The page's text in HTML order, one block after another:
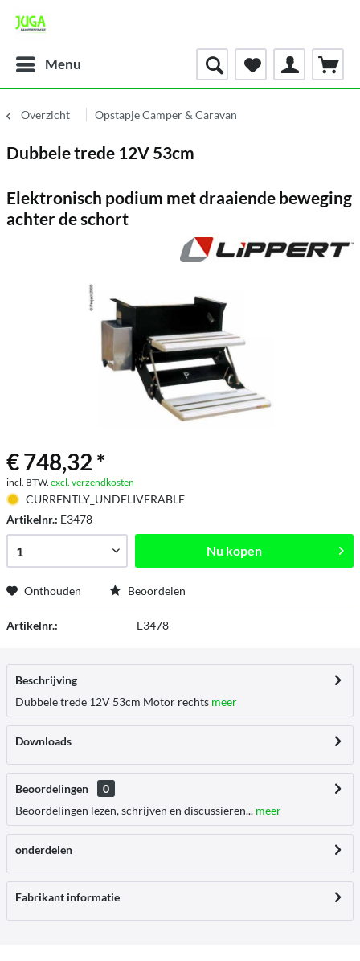
Menu
Overzicht Opstapje Camper & Caravan
Dubbele trede 12V 53cm
Elektronisch podium met draaiende beweging
achter de schort
€ 748,32 *
incl. BTW. excl. verzendkosten
CURRENTLY_UNDELIVERABLE
Artikelnr.: E3478
Nu kopen
Onthouden Beoordelen
Artikelnr.: E3478
Beschrijving
Dubbele trede 12V 53cm Motor rechts meer
Downloads
Beoordelingen
0
Beoordelingen lezen, schrijven en discussiëren... meer
onderdelen
Fabrikant informatie